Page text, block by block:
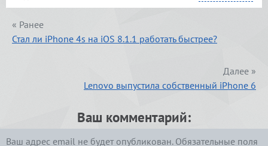
« Ранее
Стал ли iPhone 4s на iOS 8.1.1 работать быстрее?
Далее »
Lenovo выпустила собственный iPhone 6
Ваш комментарий:
Ваш адрес email не будет опубликован. Обязательные поля